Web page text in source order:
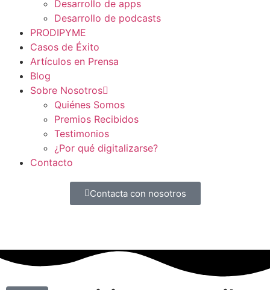
Desarrollo de apps
Desarrollo de podcasts
PRODIPYME
Casos de Éxito
Artículos en Prensa
Blog
Sobre Nosotros
Quiénes Somos
Premios Recibidos
Testimonios
¿Por qué digitalizarse?
Contacto
Contacta con nosotros